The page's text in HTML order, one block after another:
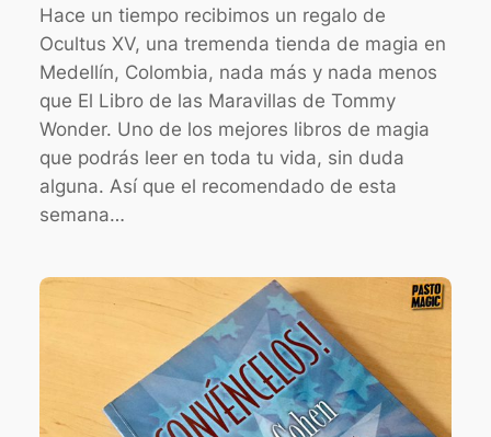
Hace un tiempo recibimos un regalo de
Ocultus XV, una tremenda tienda de magia en
Medellín, Colombia, nada más y nada menos
que El Libro de las Maravillas de Tommy
Wonder. Uno de los mejores libros de magia
que podrás leer en toda tu vida, sin duda
alguna. Así que el recomendado de esta
semana…